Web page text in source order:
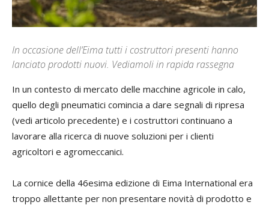
In occasione dell’Eima tutti i costruttori presenti hanno
lanciato prodotti nuovi. Vediamoli in rapida rassegna
In un contesto di mercato delle macchine agricole in calo,
quello degli pneumatici comincia a dare segnali di ripresa
(vedi articolo precedente) e i costruttori continuano a
lavorare alla ricerca di nuove soluzioni per i clienti
agricoltori e agromeccanici.
La cornice della 46esima edizione di Eima International era
troppo allettante per non presentare novità di prodotto e